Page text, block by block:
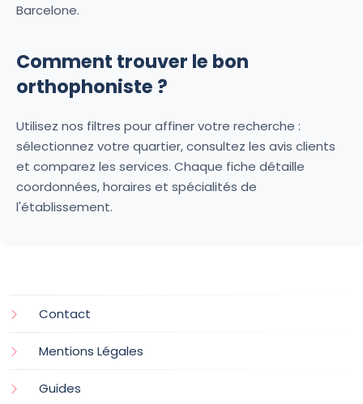
Barcelone.
Comment trouver le bon
orthophoniste ?
Utilisez nos filtres pour affiner votre recherche :
sélectionnez votre quartier, consultez les avis clients
et comparez les services. Chaque fiche détaille
coordonnées, horaires et spécialités de
l'établissement.
Contact
Mentions Légales
Guides